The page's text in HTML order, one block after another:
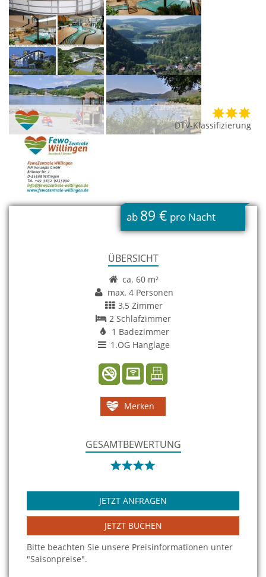
DTV-Klassifizierung
ab 89 € pro Nacht
ÜBERSICHT
ca. 60 m²
max. 4 Personen
3,5 Zimmer
2 Schlafzimmer
1 Badezimmer
1.OG Hanglage
Merken
GESAMTBEWERTUNG
JETZT ANFRAGEN
JETZT BUCHEN
Bitte beachten Sie unsere Preisinformationen unter
"Saisonpreise".